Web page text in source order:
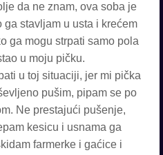
da ne znam, ova soba je
stavljam u usta i krećem
ga mogu strpati samo pola
u moju pičku.
u toj situaciji, jer mi pička
pušim, pipam se po
Ne prestajući pušenje,
kesicu i usnama ga
farmerke i gaćice i